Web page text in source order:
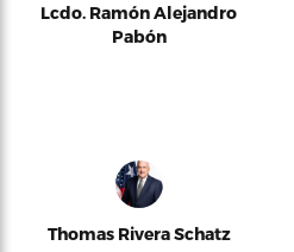
Lcdo. Ramón Alejandro
Pabón
Thomas Rivera Schatz